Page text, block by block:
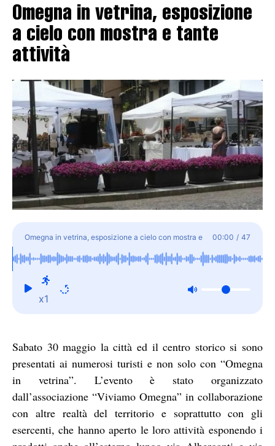
Omegna in vetrina, esposizione
a cielo con mostra e tante
attività
Omegna in vetrina, esposizione a cielo con mostra e
tante attività
00:00 / 47
x1
Sabato 30 maggio la città ed il centro storico si sono
presentati ai numerosi turisti e non solo con “Omegna
in vetrina”. L’evento è stato organizzato
dall’associazione “Viviamo Omegna” in collaborazione
con altre realtà del territorio e soprattutto con gli
esercenti, che hanno aperto le loro attività esponendo i